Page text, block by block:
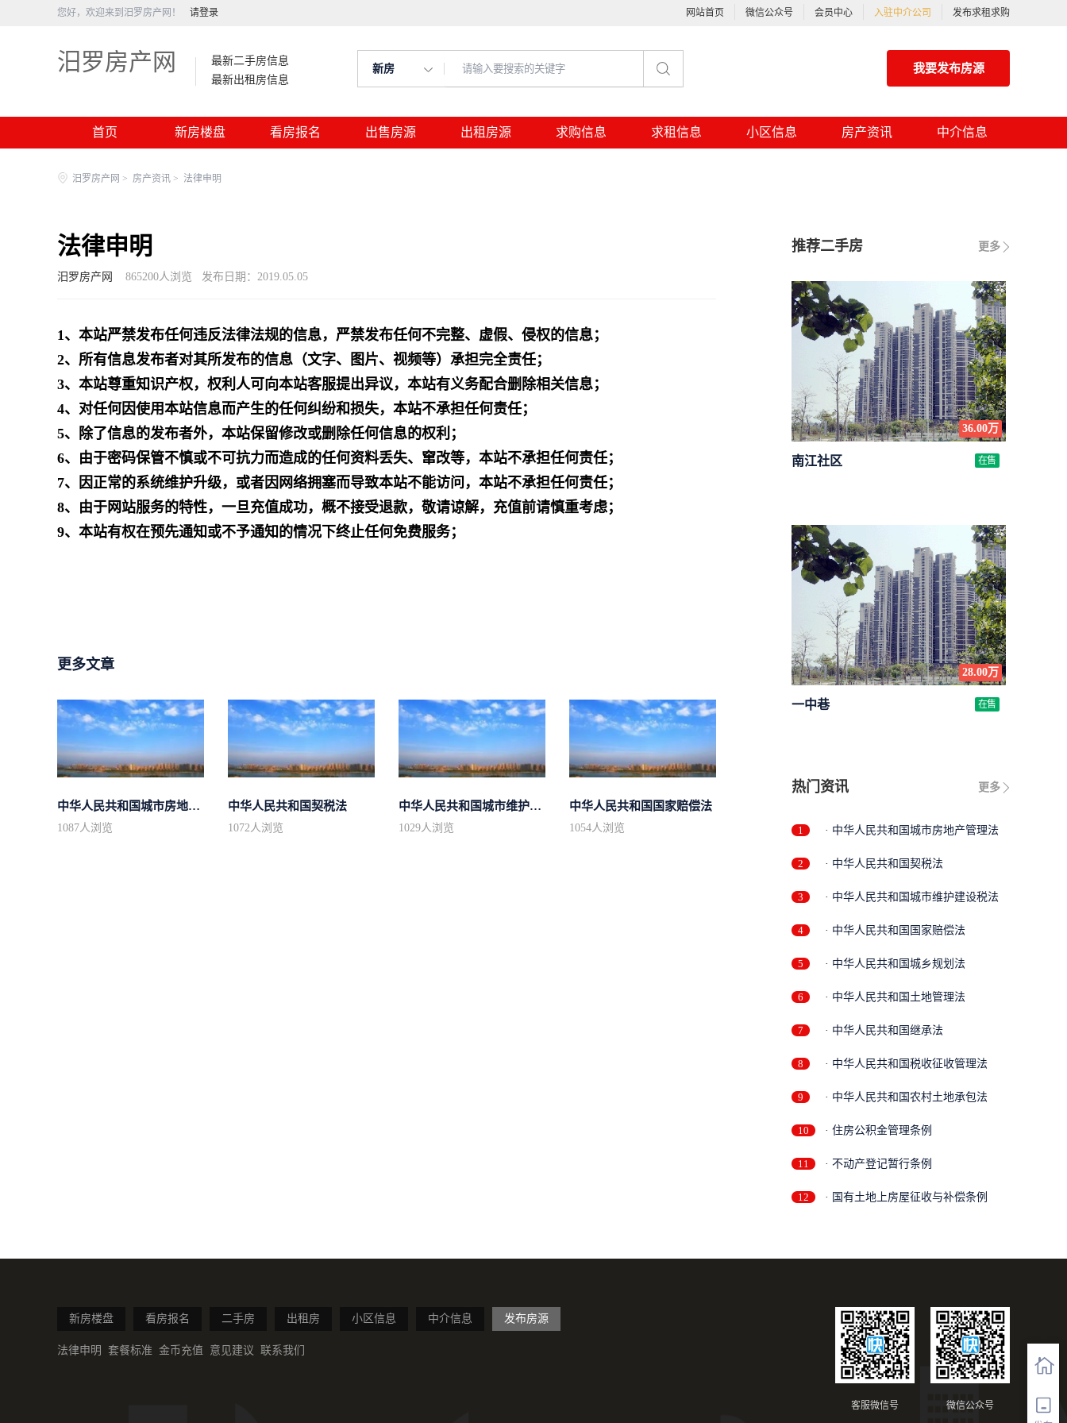
您好，欢迎来到汨罗房产网！ 请登录 网站首页 微信公众号 会员中心 入驻中介公司 发布求租求购
汨罗房产网
最新二手房信息
最新出租房信息
新房 我要发布房源
首页 新房楼盘 看房报名 出售房源 出租房源 求购信息 求租信息 小区信息 房产资讯 中介信息
汨罗房产网 > 房产资讯 > 法律申明
法律申明
汨罗房产网 865200人浏览 发布日期：2019.05.05
1、本站严禁发布任何违反法律法规的信息，严禁发布任何不完整、虚假、侵权的信息；
2、所有信息发布者对其所发布的信息（文字、图片、视频等）承担完全责任；
3、本站尊重知识产权，权利人可向本站客服提出异议，本站有义务配合删除相关信息；
4、对任何因使用本站信息而产生的任何纠纷和损失，本站不承担任何责任；
5、除了信息的发布者外，本站保留修改或删除任何信息的权利；
6、由于密码保管不慎或不可抗力而造成的任何资料丢失、窜改等，本站不承担任何责任；
7、因正常的系统维护升级，或者因网络拥塞而导致本站不能访问，本站不承担任何责任；
8、由于网站服务的特性，一旦充值成功，概不接受退款，敬请谅解，充值前请慎重考虑；
9、本站有权在预先通知或不予通知的情况下终止任何免费服务；
更多文章
中华人民共和国城市房地产管理法
1087人浏览
中华人民共和国契税法
1072人浏览
中华人民共和国城市维护建设税法
1029人浏览
中华人民共和国国家赔偿法
1054人浏览
更多
推荐二手房
36.00万
南江社区 在售
28.00万
一中巷 在售
更多
热门资讯
1 · 中华人民共和国城市房地产管理法
2 · 中华人民共和国契税法
3 · 中华人民共和国城市维护建设税法
4 · 中华人民共和国国家赔偿法
5 · 中华人民共和国城乡规划法
6 · 中华人民共和国土地管理法
7 · 中华人民共和国继承法
8 · 中华人民共和国税收征收管理法
9 · 中华人民共和国农村土地承包法
10 · 住房公积金管理条例
11 · 不动产登记暂行条例
12 · 国有土地上房屋征收与补偿条例
新房楼盘 看房报名 二手房 出租房 小区信息 中介信息 发布房源
法律申明 套餐标准 金币充值 意见建议 联系我们
微信公众号
客服微信号